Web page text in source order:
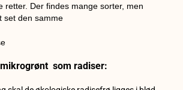
retter. Der findes mange sorter, men
set den samme
som radiser: